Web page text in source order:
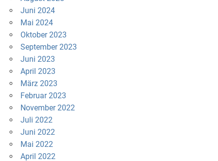
Juni 2024
Mai 2024
Oktober 2023
September 2023
Juni 2023
April 2023
März 2023
Februar 2023
November 2022
Juli 2022
Juni 2022
Mai 2022
April 2022